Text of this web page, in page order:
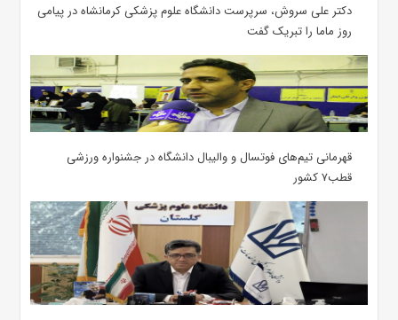
دکتر علی سروش، سرپرست دانشگاه علوم پزشکی کرمانشاه در پیامی
روز ماما را تبریک گفت
قهرمانی تیم‌های فوتسال و والیبال دانشگاه در جشنواره ورزشی
قطب۷ کشور